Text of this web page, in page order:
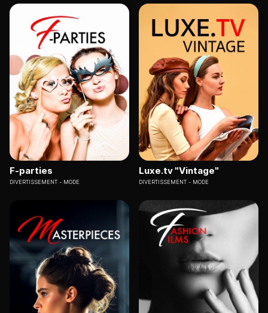
F-parties
DIVERTISSEMENT MODE
Luxe.tv "Vintage"
DIVERTISSEMENT MODE